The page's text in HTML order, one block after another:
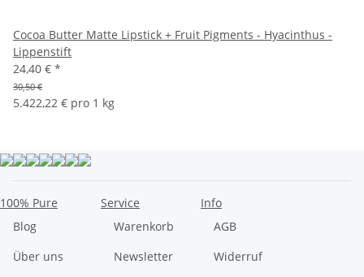
Cocoa Butter Matte Lipstick + Fruit Pigments - Hyacinthus -
Lippenstift
24,40 € *
30,50 €
5.422,22 € pro 1 kg
100% Pure
Blog
Über uns
Service
Warenkorb
Newsletter
Info
AGB
Widerruf